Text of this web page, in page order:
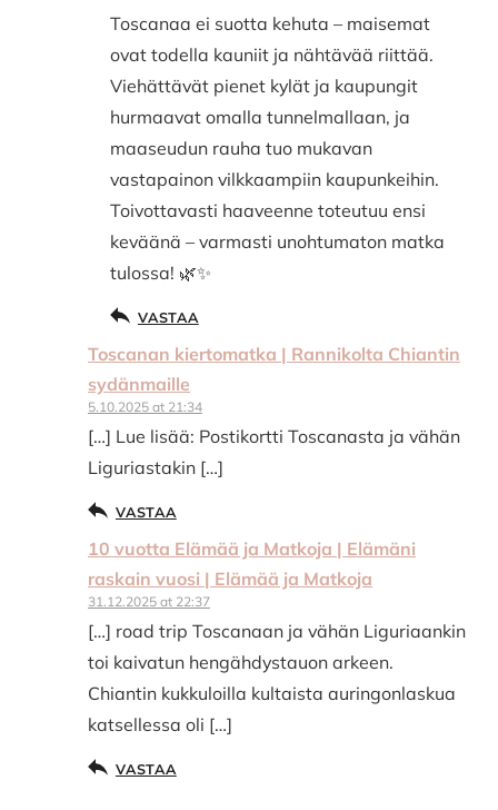
Toscanaa ei suotta kehuta – maisemat
ovat todella kauniit ja nähtävää riittää.
Viehättävät pienet kylät ja kaupungit
hurmaavat omalla tunnelmallaan, ja
maaseudun rauha tuo mukavan
vastapainon vilkkaampiin kaupunkeihin.
Toivottavasti haaveenne toteutuu ensi
keväänä – varmasti unohtumaton matka
tulossa! 🌿✨
VASTAA
Toscanan kiertomatka | Rannikolta Chiantin
sydänmaille
5.10.2025 at 21:34
[…] Lue lisää: Postikortti Toscanasta ja vähän
Liguriastakin […]
VASTAA
10 vuotta Elämää ja Matkoja | Elämäni
raskain vuosi | Elämää ja Matkoja
31.12.2025 at 22:37
[…] road trip Toscanaan ja vähän Liguriaankin
toi kaivatun hengähdystauon arkeen.
Chiantin kukkuloilla kultaista auringonlaskua
katsellessa oli […]
VASTAA